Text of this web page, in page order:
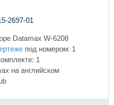
2697-01
Datamax W-6208
под номером: 1
1
на английском